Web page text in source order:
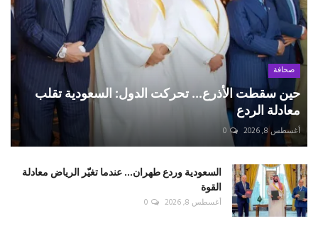
صحافة
حين سقطت الأذرع... تحركت الدول: السعودية تقلب
معادلة الردع
أغسطس 8, 2026 0
السعودية وردع طهران... عندما تغيّر الرياض معادلة
القوة
أغسطس 8, 2026 0